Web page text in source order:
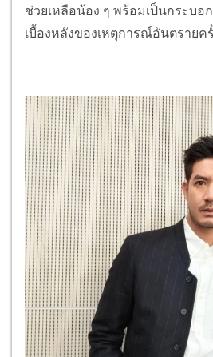
ช่วยเหลือน้อง ๆ พร้อมเป็นกระบอ
เบื้องหลังของเหตุการณ์อันตรายค